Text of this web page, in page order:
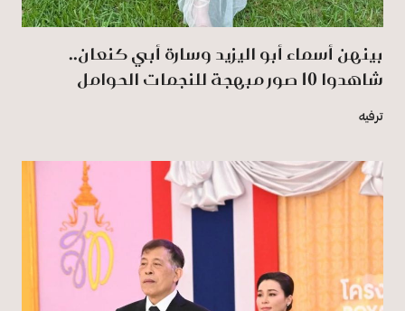
بينهن أسماء أبو اليزيد وسارة أبي كنعان..
شاهدوا 10 صور مبهجة للنجمات الحوامل
ترفيه